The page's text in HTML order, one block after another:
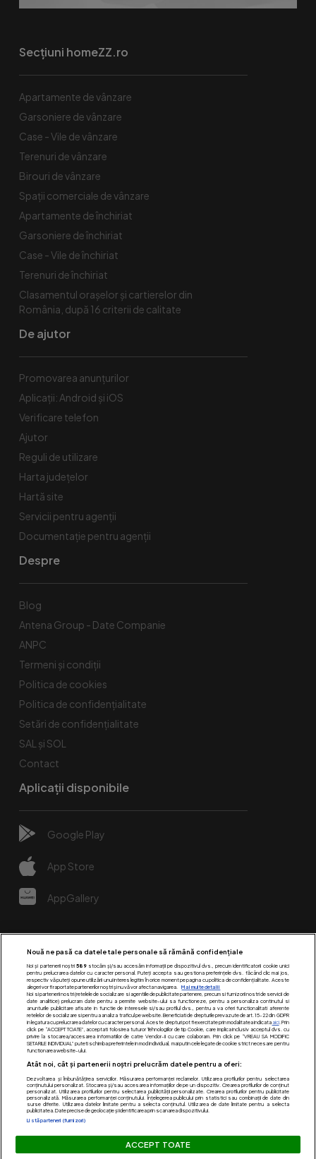
Secțiuni homeZZ.ro
Apartamente de vânzare
Garsoniere de vânzare
Case - Vile de vânzare
Terenuri de vânzare
Birouri de vânzare
Spaţii comerciale de vânzare
Apartamente de închiriat
Garsoniere de închiriat
Case - Vile de închiriat
Terenuri de închiriat
Clasamentul orașelor și cartierelor din
România, după 16 criterii de calitate
De ajutor
Promovarea anunțurilor
Aplicații: Android și iOS
Verificare telefon
Ajutor
Reguli de utilizare
Harta județelor
Hartă site
Servicii pentru agenții
Documentație pentru agenții
Despre
Blog
Antena Group - Date Companie
ANPC
Termeni și condiții
Politica de cookies
Politica de confidențialitate
Setări de confidențialitate
SAL și SOL
Contact
Aplicații disponibile
Google Play
App Store
AppGallery
Urmărește-ne pe:
Acest site este creat si administrat de Digital Antena Group.
Toate drepturile rezervate.
Nouă ne pasă ca datele tale personale să rămână confidențiale
Noi și partenerii noștri 589stocăm și/sau accesăm informații pe dispozitivul dvs., precum identificatorii cookie unici
pentru prelucrarea datelor cu caracter personal. Puteți accepta sau gestiona preferințele dvs. făcând clic mai jos,
respectiv vă puteți opune utilizării unui interes legitim în orice moment pe pagina cu politica de confidențialitate. Aceste
alegeri vor fi raportate partenerilor noștri și nu vă vor afecta navigarea.
Mai multe detalii
Noi si partenerii nostri (retelele de socializare si agentiile de publicitate partenere, precum si furnizorii nostri de servicii de
date analitice) prelucram date pentru a permite website-ului sa functioneze, pentru a personaliza continutul si
anunturile publicitare afisate in functie de interesele si/sau profilul dvs., pentru a va oferi functionalitati aferente
retelelor de socializare si pentru a analiza traficul pe website. Beneficiati de drepturile prevazute de art. 15-22 din GDPR
in legatura cu prelucrarea datelor cu caracter personal. Aceste drepturi pot fi exercitate prin modalitatea indicataaici. Prin
click pe “ACCEPT TOATE”, acceptati folosirea tuturor Tehnologiilor de tip Cookie, care implica inclusiv acceptul dvs. cu
privire la stocarea/accesarea informatiilor de catre Vendor-ii cu care colaboram. Prin click pe “VREAU SA MODIFIC
SETARILE INDIVIDUAL” puteti schimba preferintele in mod individual, mai putin cele legate de cookie strict necesare pentru
functionarea website-ului.
Atât noi, cât și partenerii noștri prelucrăm datele pentru a oferi:
Dezvoltarea și îmbunătățirea serviciilor. Măsurarea performanței reclamelor. Utilizarea profilurilor pentru selectarea
conținutului personalizat. Stocarea și/sau accesarea informațiilor de pe un dispozitiv. Crearea profilurilor de conținut
personalizat. Utilizarea profilurilor pentru selectarea publicității personalizate. Crearea profilurilor pentru publicitate
personalizată. Măsurarea performanței conținutului. Înțelegerea publicului prin statistici sau combinații de date din
surse diferite. Utilizarea datelor limitate pentru a selecta conținutul. Utilizarea de date limitate pentru a selecta
publicitatea. Date precise de geolocație și identificarea prin scanarea dispozitivului.
Listă parteneri (furnizori)
ACCEPT TOATE